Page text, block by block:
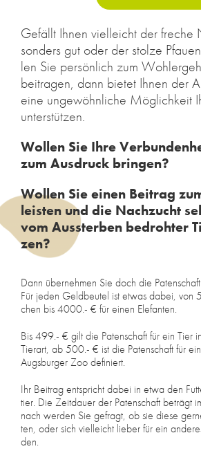
Ge­fällt Ih­nen viel­leicht der
son­ders gut oder der stol­ze
len Sie per­sön­lich zum
bei­tra­gen, dann bie­tet Ih­nen der
eine un­ge­wöhn­li­che Mög­lich­keit
un­ter­stüt­zen.
Wol­len Sie Ihre
zum Aus­druck brin­gen?
Wol­len Sie ei­nen Bei­trag
leis­ten und die Nach­zucht
vom Aus­ster­ben be­droh­ter
zen?
Dann über­neh­men Sie doch die
Für je­den Geld­beu­tel ist et­was da­bei, von
chen bis 4000.- € für ei­nen Ele­fan­ten.
Bis 499.- € gilt die Pa­ten­schaft für ein Tier
Tier­art, ab 500.- € ist die Pa­ten­schaft für
Augs­bur­ger Zoo de­fi­niert.
Ihr Bei­trag ent­spricht da­bei in etwa den
tier. Die Zeit­dau­er der Pa­ten­schaft be­trägt
nach wer­den Sie ge­fragt, ob sie die­se
ten, oder sich viel­leicht lie­ber für ein
den.